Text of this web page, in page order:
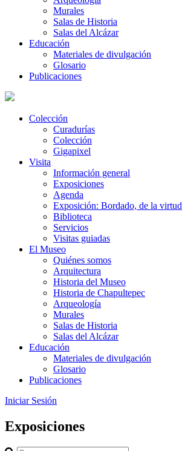
Murales
Salas de Historia
Salas del Alcázar
Educación
Materiales de divulgación
Glosario
Publicaciones
Colección
Curadurías
Colección
Gigapixel
Visita
Información general
Exposiciones
Agenda
Exposición: Bordado, de la virtud
Biblioteca
Servicios
Visitas guiadas
El Museo
Quiénes somos
Arquitectura
Historia del Museo
Historia de Chapultepec
Arqueología
Murales
Salas de Historia
Salas del Alcázar
Educación
Materiales de divulgación
Glosario
Publicaciones
Iniciar Sesión
Exposiciones